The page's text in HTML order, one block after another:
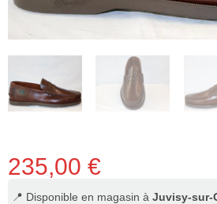
235,00 €
📍 Disponible en magasin à Juvisy-sur-